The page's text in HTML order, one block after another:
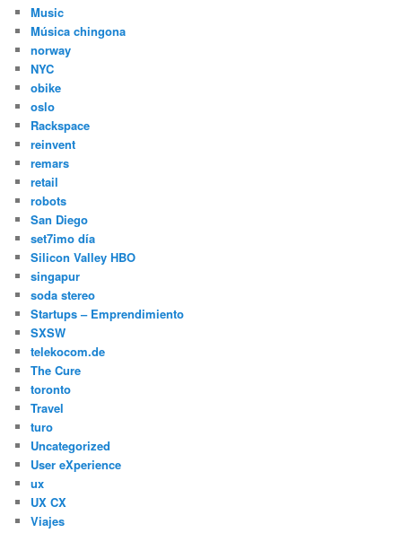
Music
Música chingona
norway
NYC
obike
oslo
Rackspace
reinvent
remars
retail
robots
San Diego
set7imo día
Silicon Valley HBO
singapur
soda stereo
Startups – Emprendimiento
SXSW
telekocom.de
The Cure
toronto
Travel
turo
Uncategorized
User eXperience
ux
UX CX
Viajes